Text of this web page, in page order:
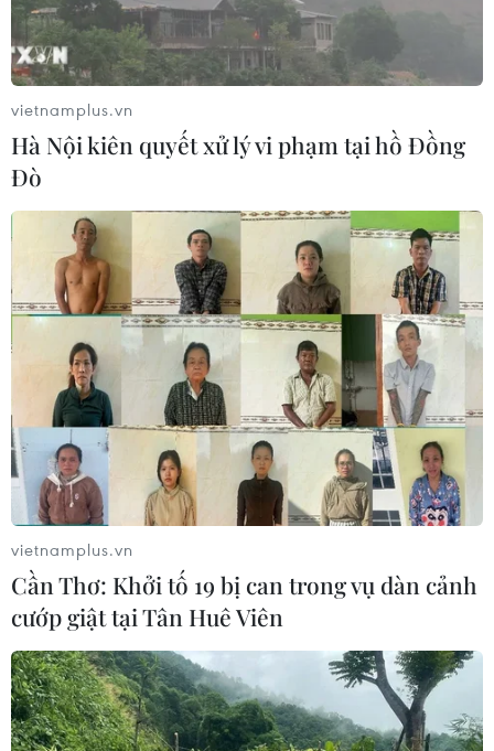
vietnamplus.vn
Hà Nội kiên quyết xử lý vi phạm tại hồ Đồng
Đò
vietnamplus.vn
Cần Thơ: Khởi tố 19 bị can trong vụ dàn cảnh
cướp giật tại Tân Huê Viên